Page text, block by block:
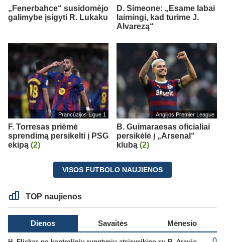
„Fenerbahce“ susidomėjo
galimybe įsigyti R. Lukaku
D. Simeone: „Esame labai
laimingi, kad turime J.
Alvarezą“
Prancūzijos Ligue 1
F. Torresas priėmė
sprendimą persikelti į PSG
ekipą (2)
Anglijos Premier League
B. Guimaraesas oficialiai
persikėlė į „Arsenal“
klubą (2)
VISOS FUTBOLO NAUJIENOS
TOP naujienos
Dienos Savaitės Mėnesio